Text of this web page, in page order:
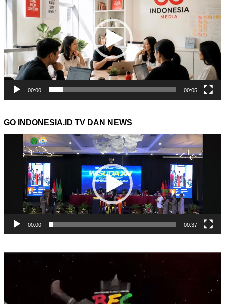
00:00 00:05
GO INDONESIA.ID TV DAN NEWS
Pemutar
00:00 00:37